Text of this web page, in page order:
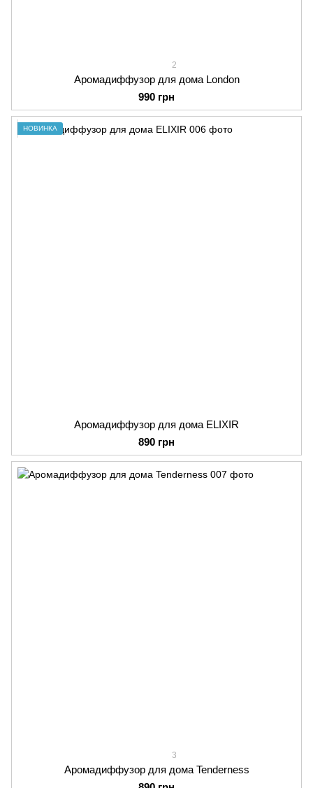
2
Аромадиффузор для дома London
990 грн
НОВИНКА
Аромадиффузор для дома ELIXIR
890 грн
3
Аромадиффузор для дома Tenderness